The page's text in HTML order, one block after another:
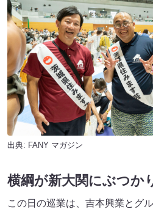
出典: FANY マガジン
横綱が新大関にぶつか
この日の巡業は、吉本興業とグ